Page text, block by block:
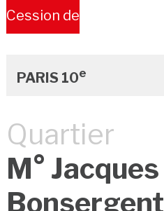
Cession de
PARIS 10e
Quartier
M° Jacques
Bonsergent